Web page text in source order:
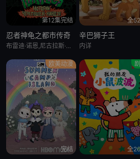
第12集完结
忍者神龟之都市传奇
布雷迪·诺恩,尼古拉斯·坎图,迈克·艾贝,小肖恩·布朗,阿尤·艾德维利
全
辛巴狮子王
内详
欧美动漫
完结 全